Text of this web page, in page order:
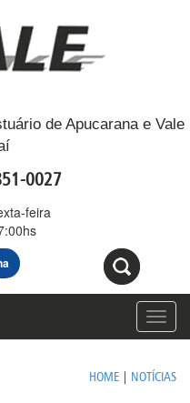
de Apucarana e Vale
0027
feira
HOME | NOTÍCIAS